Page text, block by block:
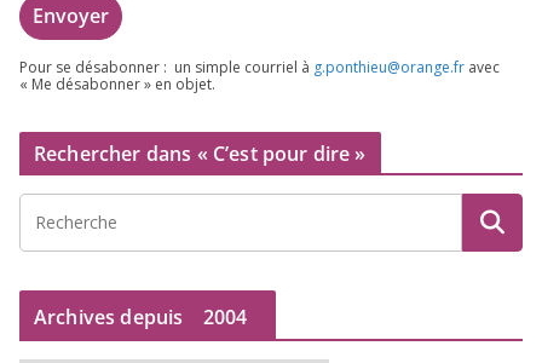
Pour se désa­bon­ner : un simple cour­riel à g.​ponthieu@​orange.​fr avec
« Me désa­bon­ner » en objet.
Rechercher dans « C’est pour dire »
Archives depuis 2004